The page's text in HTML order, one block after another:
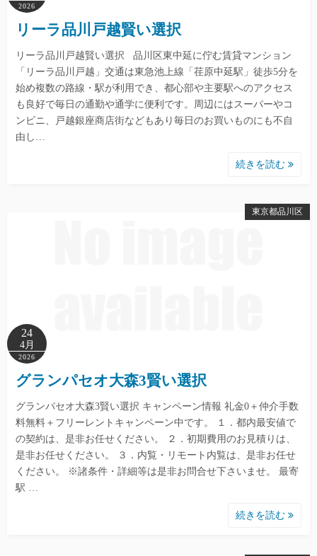
2026
リーラ品川戸越賢い選択
リーラ品川戸越賢い選択 品川区東中延に佇む賃貸マンション
「リーラ品川戸越」交通は東急池上線「荏原中延駅」徒歩5分を
始め複数の路線・駅が利用でき、都心部や主要駅へのアクセス
も良好で毎日の通勤や通学に便利です。周辺にはスーパーやコ
ンビニ、戸越銀座商店街などもあり毎日のお買いものにも不自
由し…
続きを読む
東京都品川区
24
4月
2026
グランパセオ大森3賢い選択
グランパセオ大森3賢い選択 キャンペーン情報 礼金0＋仲介手数
料無料＋フリーレントキャンペーン中です。 １．都内最安値で
の契約は、是非お任せください。 ２．初期費用のお見積りは、
是非お任せください。 ３．内覧・リモート内覧は、是非お任せ
ください。 ※諸条件・詳細等は是非お問合せ下さいませ。 最寄
駅 …
続きを読む